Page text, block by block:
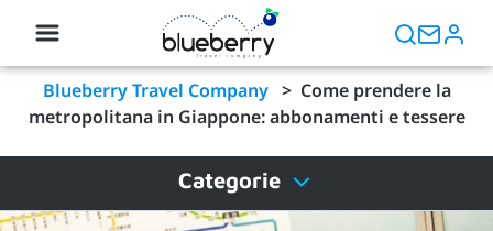
Blueberry Travel Company> Come prendere la
metropolitana in Giappone: abbonamenti e tessere
Categorie